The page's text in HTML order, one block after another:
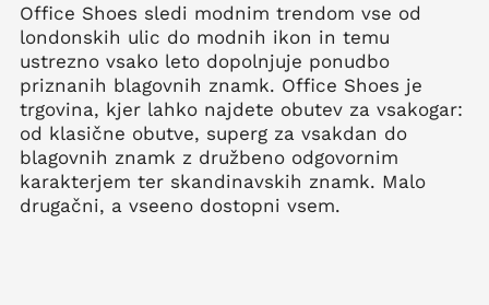
Office Shoes sledi modnim trendom vse od
londonskih ulic do modnih ikon in temu
ustrezno vsako leto dopolnjuje ponudbo
priznanih blagovnih znamk. Office Shoes je
trgovina, kjer lahko najdete obutev za vsakogar:
od klasične obutve, superg za vsakdan do
blagovnih znamk z družbeno odgovornim
karakterjem ter skandinavskih znamk. Malo
drugačni, a vseeno dostopni vsem.